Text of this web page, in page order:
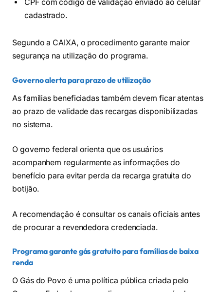
CPF com código de validação enviado ao celular
cadastrado.
Segundo a CAIXA, o procedimento garante maior
segurança na utilização do programa.
Governo alerta para prazo de utilização
As famílias beneficiadas também devem ficar atentas
ao prazo de validade das recargas disponibilizadas
no sistema.
O governo federal orienta que os usuários
acompanhem regularmente as informações do
benefício para evitar perda da recarga gratuita do
botijão.
A recomendação é consultar os canais oficiais antes
de procurar a revendedora credenciada.
Programa garante gás gratuito para famílias de baixa
renda
O Gás do Povo é uma política pública criada pelo